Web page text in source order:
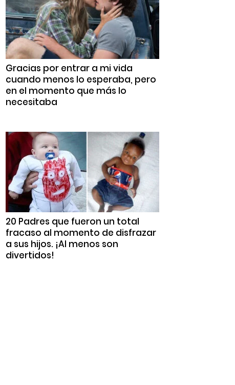
Gracias por entrar a mi vida
cuando menos lo esperaba, pero
en el momento que más lo
necesitaba
20 Padres que fueron un total
fracaso al momento de disfrazar
a sus hijos. ¡Al menos son
divertidos!